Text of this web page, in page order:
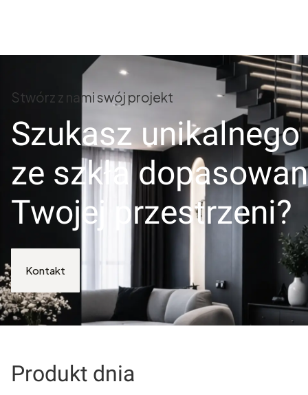
Stwórz z nami swój projekt
Szukasz
ze szkła
Twojej przestrzeni?
Kontakt
Produkt dnia